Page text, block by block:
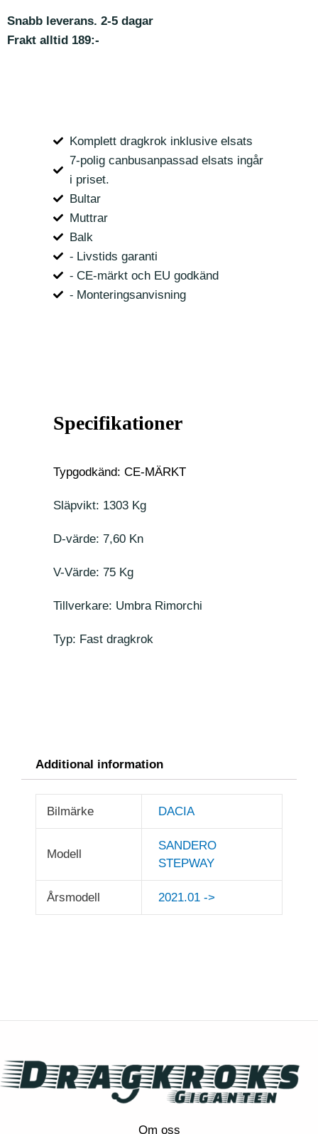
Snabb leverans. 2-5 dagar
Frakt alltid 189:-
Komplett dragkrok inklusive elsats
7-polig canbusanpassad elsats ingår
i priset.
Bultar
Muttrar
Balk
⁃ Livstids garanti
⁃ CE-märkt och EU godkänd
⁃ Monteringsanvisning
Specifikationer
Typgodkänd: CE-MÄRKT
Släpvikt: 1303 Kg
D-värde: 7,60 Kn
V-Värde: 75 Kg
Tillverkare: Umbra Rimorchi
Typ: Fast dragkrok
Additional information
Bilmärke DACIA
Modell
SANDERO
STEPWAY
Årsmodell 2021.01 ->
Om oss